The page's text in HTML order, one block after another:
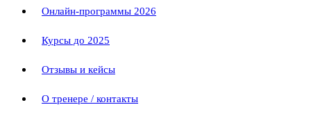
Онлайн-программы 2026
Курсы до 2025
Отзывы и кейсы
О тренере / контакты